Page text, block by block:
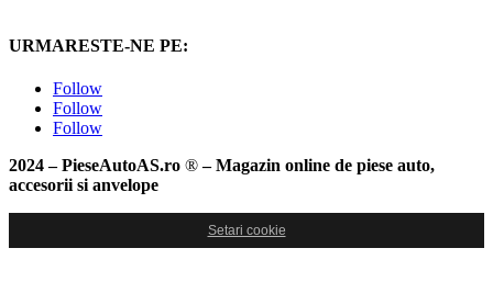
URMARESTE-NE PE:
Follow
Follow
Follow
2024 – PieseAutoAS.ro ®– Magazin online de piese auto,
accesorii si anvelope
Setari cookie